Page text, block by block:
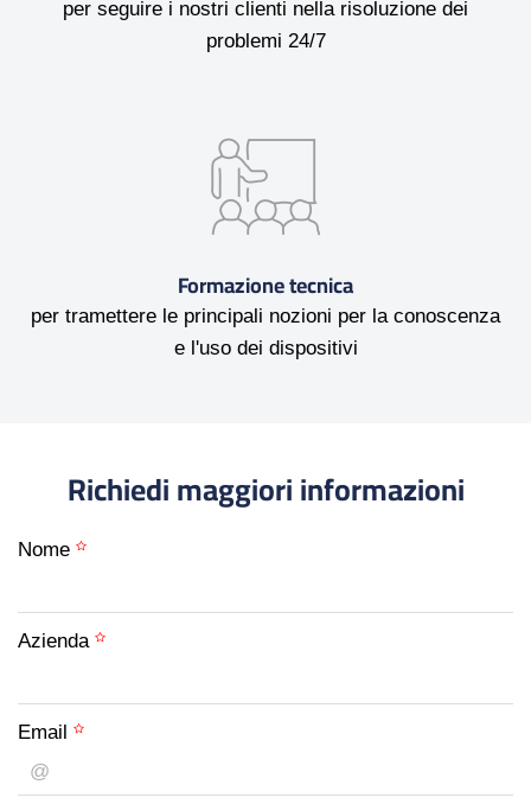
per seguire i nostri clienti nella risoluzione dei
problemi 24/7
Formazione tecnica
per tramettere le principali nozioni per la conoscenza
e l'uso dei dispositivi
Richiedi maggiori informazioni
Nome
Azienda
Email